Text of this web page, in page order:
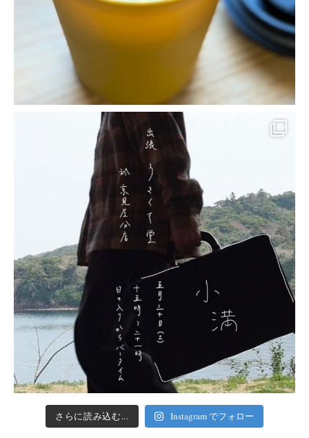
さらに読み込む... Instagram でフォロー